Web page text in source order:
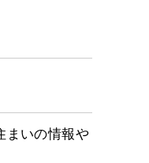
まいの情報や